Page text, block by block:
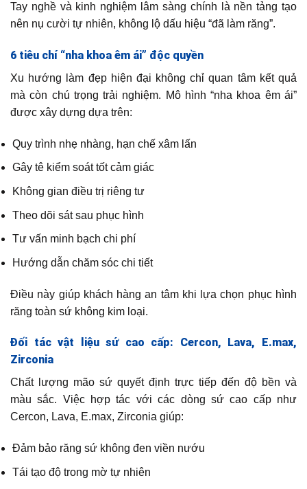
Tay nghề và kinh nghiệm lâm sàng chính là nền tảng tạo
nên nụ cười tự nhiên, không lộ dấu hiệu “đã làm răng”.
6 tiêu chí “nha khoa êm ái” độc quyền
Xu hướng làm đẹp hiện đại không chỉ quan tâm kết quả
mà còn chú trọng trải nghiệm. Mô hình “nha khoa êm ái”
được xây dựng dựa trên:
Quy trình nhẹ nhàng, hạn chế xâm lấn
Gây tê kiểm soát tốt cảm giác
Không gian điều trị riêng tư
Theo dõi sát sau phục hình
Tư vấn minh bạch chi phí
Hướng dẫn chăm sóc chi tiết
Điều này giúp khách hàng an tâm khi lựa chọn phục hình
răng toàn sứ không kim loại.
Đối tác vật liệu sứ cao cấp: Cercon, Lava, E.max,
Zirconia
Chất lượng mão sứ quyết định trực tiếp đến độ bền và
màu sắc. Việc hợp tác với các dòng sứ cao cấp như
Cercon, Lava, E.max, Zirconia giúp:
Đảm bảo răng sứ không đen viền nướu
Tái tạo độ trong mờ tự nhiên